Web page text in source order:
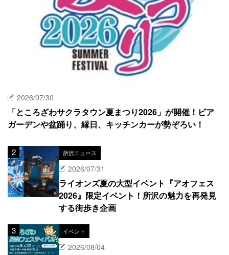
2026/07/30
「ところざわサクラタウン夏まつり2026」が開催！ビア
ガーデンや盆踊り、縁日、キッチンカーが勢ぞろい！
所沢ニュース
2026/07/31
ライオンズ夏の大型イベント『アオフェス
2026』限定イベント！所沢の魅力を再発見
する街歩き企画
イベント
2026/08/04